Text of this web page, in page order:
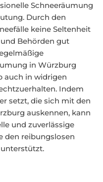
Schneeräumung
Durch den
keine Seltenheit
Behörden gut
in Würzburg
auch in widrigen
Indem
setzt, die sich mit den
auskennen, kann
und zuverlässige
den reibungslosen